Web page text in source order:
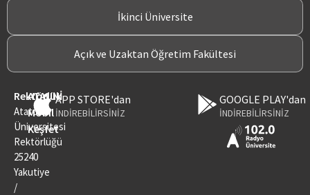
İkinci Üniversite
Açık ve Uzaktan Öğretim Fakültesi
Rektörlük
Atatürk
Üniversitesi
Rektörlüğü
25240
Yakutiye
/
ATAUNİ
Mobil
Keşfet
APP STORE'dan
İNDİREBİLİRSİNİZ
GOOGLE PLAY'dan
İNDİREBİLİRSİNİZ